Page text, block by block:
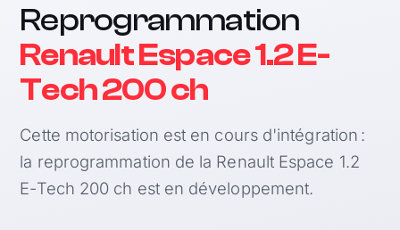
Reprogrammation
Renault Espace 1.2 E-
Tech 200 ch
Cette motorisation est en cours d'intégration :
la reprogrammation de la Renault Espace 1.2
E-Tech 200 ch est en développement.